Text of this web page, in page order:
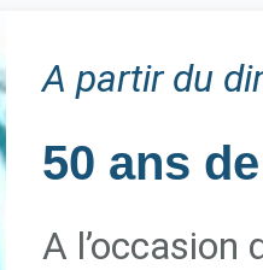
A partir du
50 ans
A l’occasion